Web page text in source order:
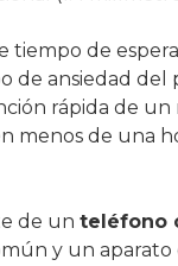
tiempo de
de ansiedad del
rápida de un
menos de una
de un teléfono
y un aparato